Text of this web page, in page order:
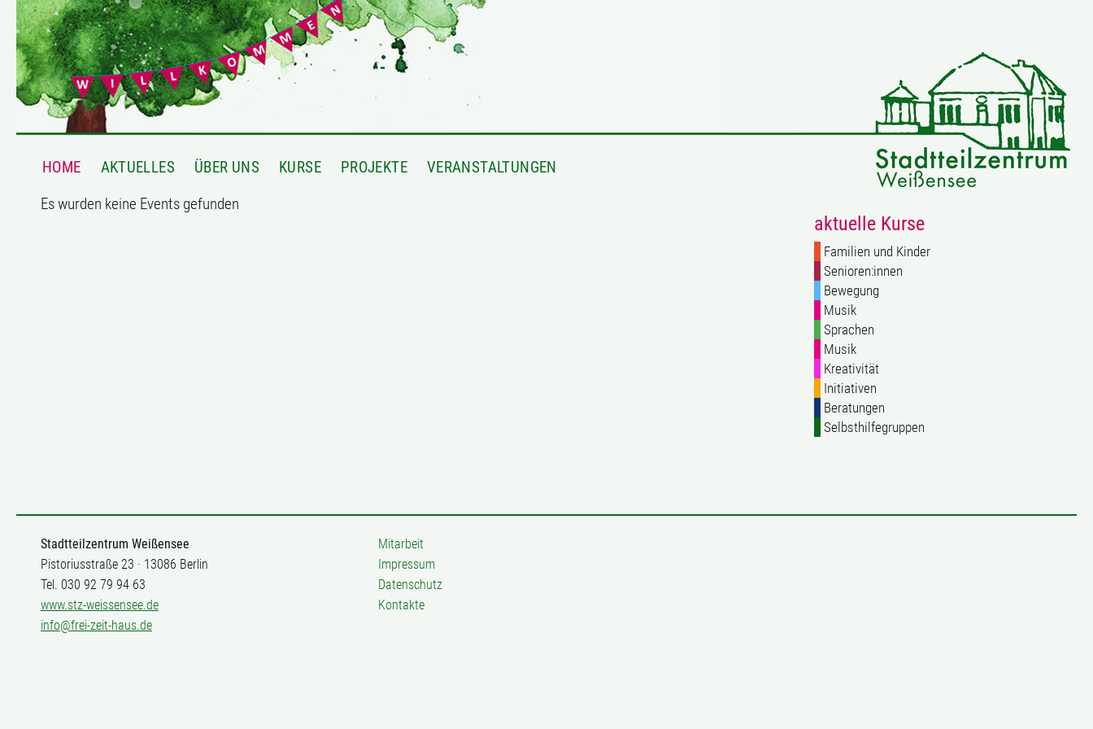
HOME AKTUELLES ÜBER UNS KURSE PROJEKTE
VERANSTALTUNGEN
Es wurden keine Events gefunden
aktuelle Kurse
Familien und Kinder
Senioren:innen
Bewegung
Musik
Sprachen
Musik
Kreativität
Initiativen
Beratungen
Selbsthilfegruppen
Stadtteilzentrum Weißensee
Pistoriusstraße 23 · 13086 Berlin
Tel. 030 92 79 94 63
www.stz-weissensee.de
info@frei-zeit-haus.de
Mitarbeit
Impressum
Datenschutz
Kontakte